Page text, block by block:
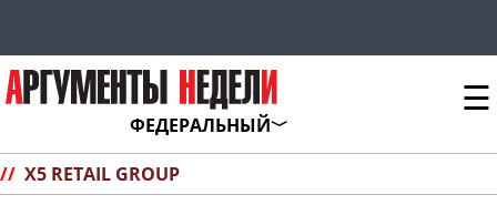
ФЕДЕРАЛЬНЫЙ
☰
// X5 RETAIL GROUP